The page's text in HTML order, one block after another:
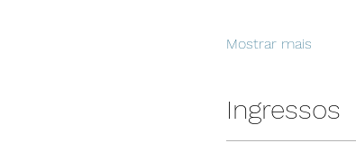
Mostrar mais
Ingressos